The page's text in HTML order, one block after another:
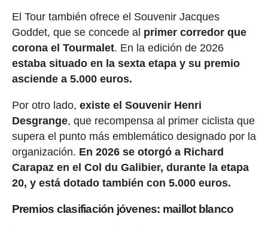
El Tour también ofrece el Souvenir Jacques
Goddet, que se concede al primer corredor que
corona el Tourmalet. En la edición de 2026
estaba situado en la sexta etapa y su premio
asciende a 5.000 euros.
Por otro lado, existe el Souvenir Henri
Desgrange, que recompensa al primer ciclista que
supera el punto más emblemático designado por la
organización. En 2026 se otorgó a Richard
Carapaz en el Col du Galibier, durante la etapa
20, y está dotado también con 5.000 euros.
Premios clasifiación jóvenes: maillot blanco